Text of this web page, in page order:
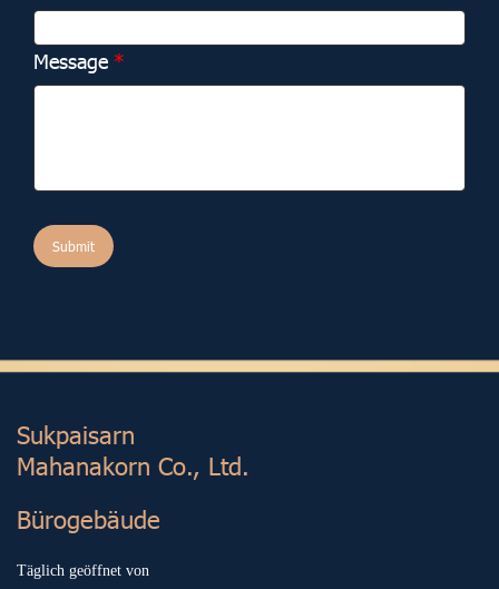
Message
Submit
Sukp aisarn
Mahanakorn Co., Ltd.
Bürogebäude
Täglich geöffnet von